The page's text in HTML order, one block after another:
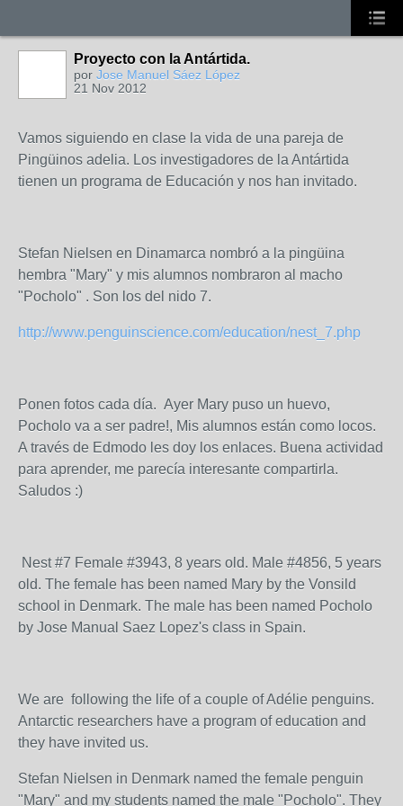
Proyecto con la Antártida.
por Jose Manuel Sáez López
21 Nov 2012
Vamos siguiendo en clase la vida de una pareja de
Pingüinos adelia. Los investigadores de la Antártida
tienen un programa de Educación y nos han invitado.
Stefan Nielsen en Dinamarca nombró a la pingüina
hembra "Mary" y mis alumnos nombraron al macho
"Pocholo" . Son los del nido 7.
http://www.penguinscience.com/education/nest_7.php
Ponen fotos cada día. Ayer Mary puso un huevo,
Pocholo va a ser padre!, Mis alumnos están como locos.
A través de Edmodo les doy los enlaces. Buena actividad
para aprender, me parecía interesante compartirla.
Saludos :)
Nest #7 Female #3943, 8 years old. Male #4856, 5 years
old. The female has been named Mary by the Vonsild
school in Denmark. The male has been named Pocholo
by Jose Manual Saez Lopez's class in Spain.
We are following the life of a couple of Adélie penguins.
Antarctic researchers have a program of education and
they have invited us.
Stefan Nielsen in Denmark named the female penguin
"Mary" and my students named the male "Pocholo". They